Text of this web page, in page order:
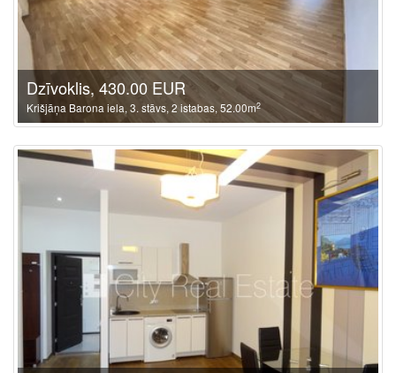
Dzīvoklis, 430.00 EUR
Krišjāņa Barona iela, 3. stāvs, 2 istabas, 52.00m2